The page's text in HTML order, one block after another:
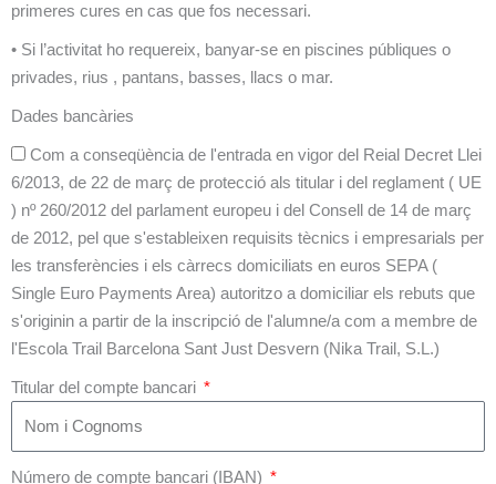
primeres cures en cas que fos necessari.
• Si l’activitat ho requereix, banyar-se en piscines públiques o
privades, rius , pantans, basses, llacs o mar.
Dades bancàries
Com a conseqüència de l'entrada en vigor del Reial Decret Llei
6/2013, de 22 de març de protecció als titular i del reglament ( UE
) nº 260/2012 del parlament europeu i del Consell de 14 de març
de 2012, pel que s'estableixen requisits tècnics i empresarials per
les transferències i els càrrecs domiciliats en euros SEPA (
Single Euro Payments Area) autoritzo a domiciliar els rebuts que
s'originin a partir de la inscripció de l'alumne/a com a membre de
l'Escola Trail Barcelona Sant Just Desvern (Nika Trail, S.L.)
Titular del compte bancari
Número de compte bancari (IBAN)